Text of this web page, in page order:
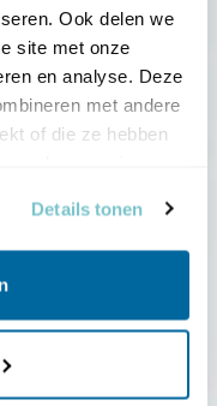
Ook delen we
site met onze
en analyse. Deze
met andere
of die ze hebben
Details tonen
36,00 per jaar
leden, met